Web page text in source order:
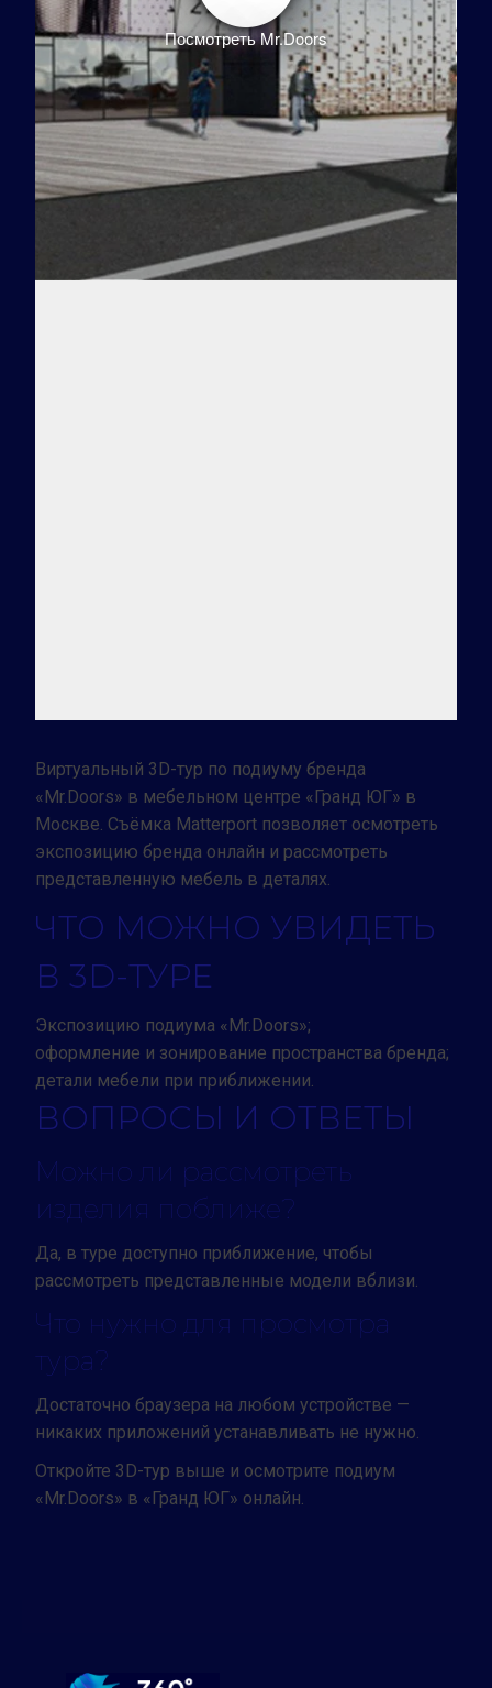
Посмотреть Mr.Doors
Заказать тур
Виртуальный 3D-тур по подиуму бренда
«Mr.Doors» в мебельном центре «Гранд ЮГ» в
Москве. Съёмка Matterport позволяет осмотреть
экспозицию бренда онлайн и рассмотреть
представленную мебель в деталях.
ЧТО МОЖНО УВИДЕТЬ
В 3D-ТУРЕ
Экспозицию подиума «Mr.Doors»;
оформление и зонирование пространства бренда;
детали мебели при приближении.
ВОПРОСЫ И ОТВЕТЫ
Можно ли рассмотреть
изделия поближе?
Да, в туре доступно приближение, чтобы
рассмотреть представленные модели вблизи.
Что нужно для просмотра
тура?
Достаточно браузера на любом устройстве —
никаких приложений устанавливать не нужно.
Откройте 3D-тур выше и осмотрите подиум
«Mr.Doors» в «Гранд ЮГ» онлайн.